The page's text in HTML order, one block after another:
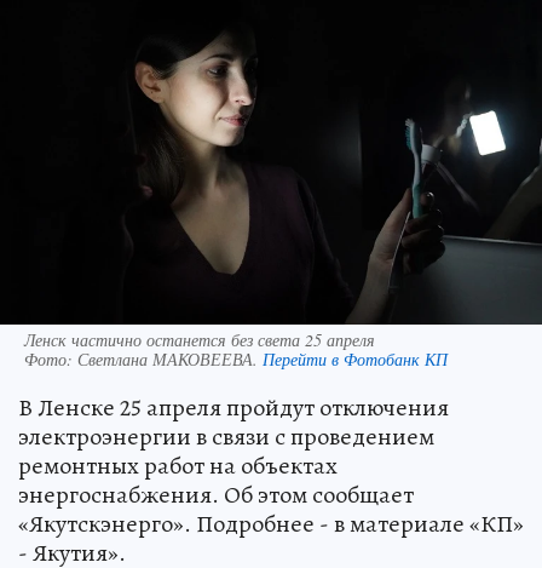
Ленск частично останется без света 25 апреля
Фото: Светлана МАКОВЕЕВА. Перейти в Фотобанк КП
В Ленске 25 апреля пройдут отключения
электроэнергии в связи с проведением
ремонтных работ на объектах
энергоснабжения. Об этом сообщает
«Якутскэнерго». Подробнее - в материале «КП»
- Якутия».